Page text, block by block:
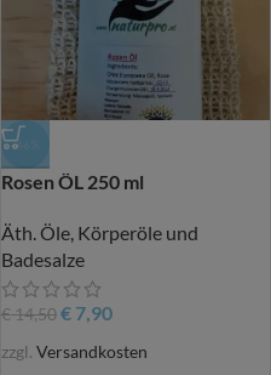
-46%
Rosen ÖL 250 ml
Äth. Öle, Körperöle und
Badesalze
€14,50 €7,90
zzgl. Versandkosten